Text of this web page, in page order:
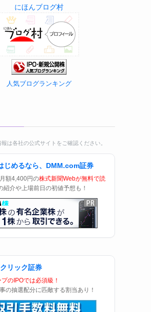
にほんブログ村
人気ブログランキング
は各社の公式サイトをご確認ください。
じめるなら、DMM.com証券
額4,400円の株式新聞Webが無料で読
紹介や上場前日の初値予想も！
リック証券
のIPOでは必須級！
の抽選配分に匹敵する割当あり！